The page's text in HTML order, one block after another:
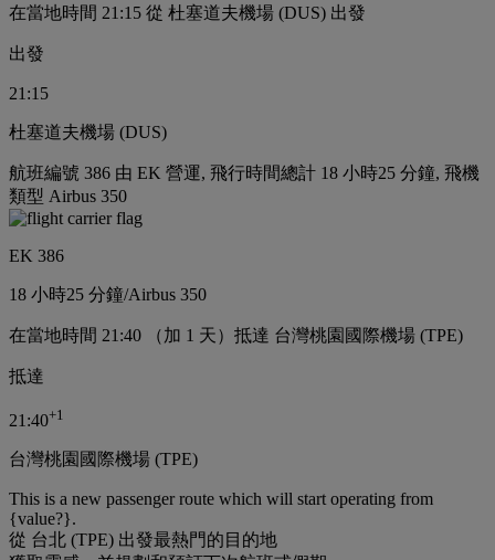
在當地時間 21:15 從 杜塞道夫機場 (DUS) 出發
出發
21:15
杜塞道夫機場 (DUS)
航班編號 386 由 EK 營運, 飛行時間總計 18 小時25 分鐘, 飛機
類型 Airbus 350
EK 386
18 小時25 分鐘/Airbus 350
在當地時間 21:40 （加 1 天）抵達 台灣桃園國際機場 (TPE)
抵達
21:40+1
台灣桃園國際機場 (TPE)
This is a new passenger route which will start operating from
{value?}.
從 台北 (TPE) 出發最熱門的目的地